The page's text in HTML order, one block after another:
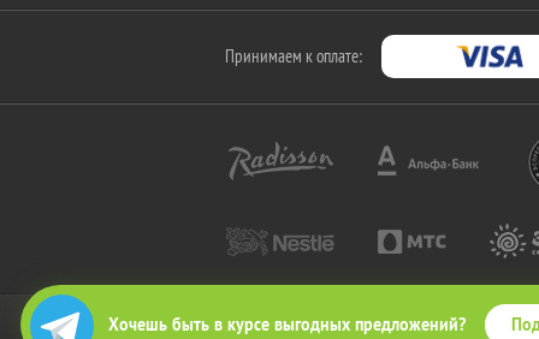
Хочешь быть в курсе выгодных предложений?
Принимаем к оплате:
2010-2026 © КупиКупон. Все права защищены.